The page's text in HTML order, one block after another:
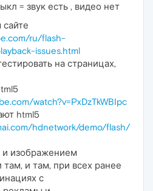
= звук есть , видео нет
ru/flash-
issues.html
на страницах,
watch?v=PxDzTkWBIpc
html5
hdnetwork/demo/flash/
и изображением
там, и там, при всех ранее
с